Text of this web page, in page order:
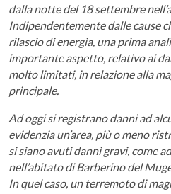
dalla notte del 18 settembre
Indipendentemente dalle cause
rilascio di energia, una prima
importante aspetto, relativo ai
molto limitati, in relazione alla
principale.
Ad oggi si registrano danni ad
evidenzia un’area, più o meno
si siano avuti danni gravi, come
nell’abitato di Barberino del
In quel caso, un terremoto di